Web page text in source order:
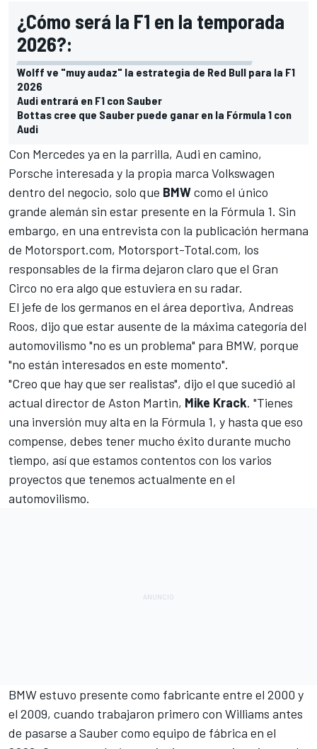
¿Cómo será la F1 en la temporada
2026?:
Wolff ve "muy audaz" la estrategia de Red Bull para la F1
2026
Audi entrará en F1 con Sauber
Bottas cree que Sauber puede ganar en la Fórmula 1 con
Audi
Con Mercedes ya en la parrilla, Audi en camino,
Porsche interesada y la propia marca Volkswagen
dentro del negocio, solo que BMWcomo el único
grande alemán sin estar presente en la Fórmula 1. Sin
embargo, en una entrevista con la publicación hermana
de Motorsport.com, Motorsport-Total.com, los
responsables de la firma dejaron claro que el Gran
Circo no era algo que estuviera en su radar.
El jefe de los germanos en el área deportiva, Andreas
Roos, dijo que estar ausente de la máxima categoría del
automovilismo "no es un problema" para BMW, porque
"no están interesados en este momento".
"Creo que hay que ser realistas", dijo el que sucedió al
actual director de Aston Martin, Mike Krack. "Tienes
una inversión muy alta en la Fórmula 1, y hasta que eso
compense, debes tener mucho éxito durante mucho
tiempo, así que estamos contentos con los varios
proyectos que tenemos actualmente en el
automovilismo.
BMW estuvo presente como fabricante entre el 2000 y
el 2009, cuando trabajaron primero con Williams antes
de pasarse a Sauber como equipo de fábrica en el